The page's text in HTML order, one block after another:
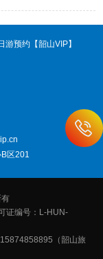
区201
证编号：L-HUN-
（韶山旅